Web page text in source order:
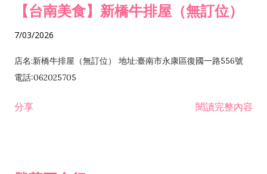
【台南美食】新橋牛排屋（無訂位）
7/03/2026
店名:新橋牛排屋（無訂位） 地址:臺南市永康區復國一路556號
電話:062025705
分享 閱讀完整內容